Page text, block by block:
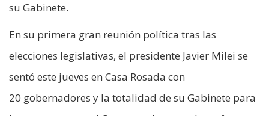
su Gabinete.
En su primera gran reunión política tras las
elecciones legislativas, el presidente Javier Milei se
sentó este jueves en Casa Rosada con
20 gobernadores y la totalidad de su Gabinete para